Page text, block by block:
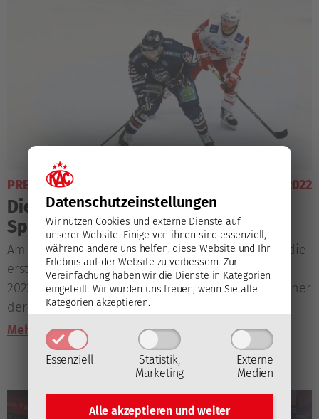
Datenschutz­einstellungen
Wir nutzen Cookies und externe Dienste auf
unserer Website. Einige von ihnen sind essenziell,
während andere uns helfen, diese Website und Ihr
Erlebnis auf der Website zu verbessern. Zur
Vereinfachung haben wir die Dienste in Kategorien
eingeteilt. Wir würden uns freuen, wenn Sie alle
Kategorien akzeptieren.
Essenziell
Statistik,
Marketing
Externe
Medien
Alle akzeptieren undweiter
PRE-SEASON 17. August 2022
Die ersten KAC-Gegner im neuen
Spieljahr
Am Freitag und Sonntag stehen für die Rotjacken die
ersten Testspiele zur Vorbereitung auf die Saison
2022/23 am Programm, kac.at stellt die beiden Gegner
der Klagenfurter in diesen Partien vor.
Mehr lesen